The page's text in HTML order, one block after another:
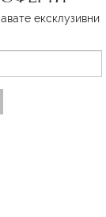
ексклузивни